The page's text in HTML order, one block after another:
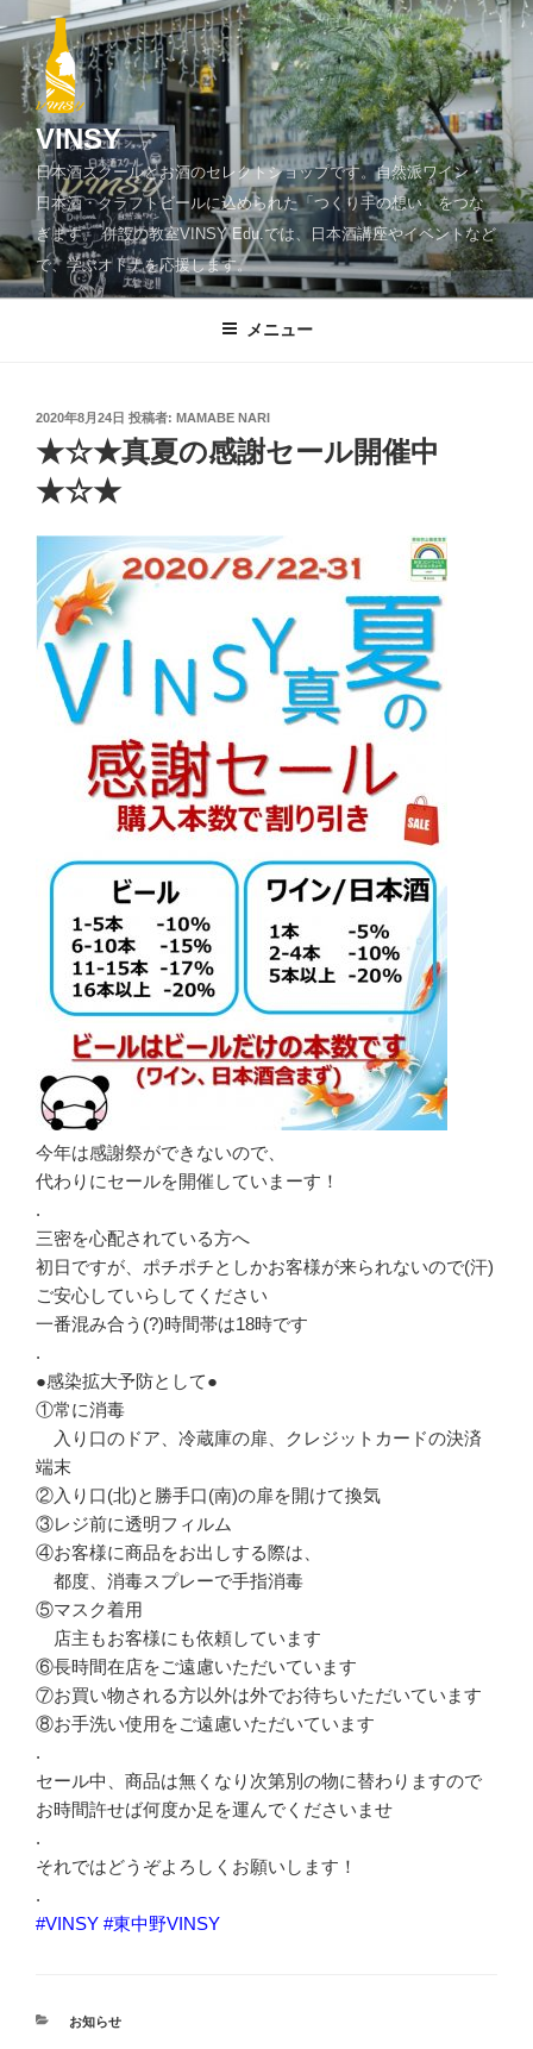
ン
ツ
へ
ッ
プ
VINSY
日本酒スクールとお酒のセレクトショップです。自然派ワイン・
日本酒・クラフトビールに込められた「つくり手の想い」をつな
ぎます。 併設の教室VINSY Edu.では、日本酒講座やイベントなど
で、学ぶオトナを応援します。
メニュー
投
日:
2020年8月24日 投稿者: MAMABE NARI
★☆★真夏の感謝セール開催中
★☆★
今年は感謝祭ができないので、
代わりにセールを開催していまーす！
.
三密を心配されている方へ
初日ですが、ポチポチとしかお客様が来られないので(汗)
ご安心していらしてください
一番混み合う(?)時間帯は18時です
.
●感染拡大予防として●
①常に消毒
入り口のドア、冷蔵庫の扉、クレジットカードの決済
端末
②入り口(北)と勝手口(南)の扉を開けて換気
③レジ前に透明フィルム
④お客様に商品をお出しする際は、
都度、消毒スプレーで手指消毒
⑤マスク着用
店主もお客様にも依頼しています
⑥長時間在店をご遠慮いただいています
⑦お買い物される方以外は外でお待ちいただいています
⑧お手洗い使用をご遠慮いただいています
.
セール中、商品は無くなり次第別の物に替わりますので
お時間許せば何度か足を運んでくださいませ
.
それではどうぞよろしくお願いします！
.
#VINSY #東中野VINSY
カ
お知らせ